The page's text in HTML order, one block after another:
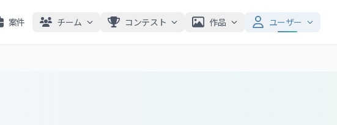
案件 チーム コンテスト 作品 ユーザー